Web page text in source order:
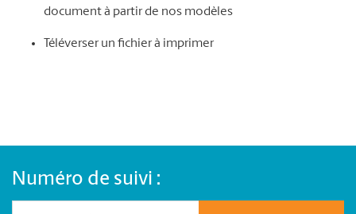
document à partir de nos modèles
Téléverser un fichier à imprimer
Numéro de suivi :